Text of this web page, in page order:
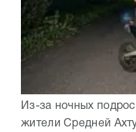
Из-за ночных
жители Средней